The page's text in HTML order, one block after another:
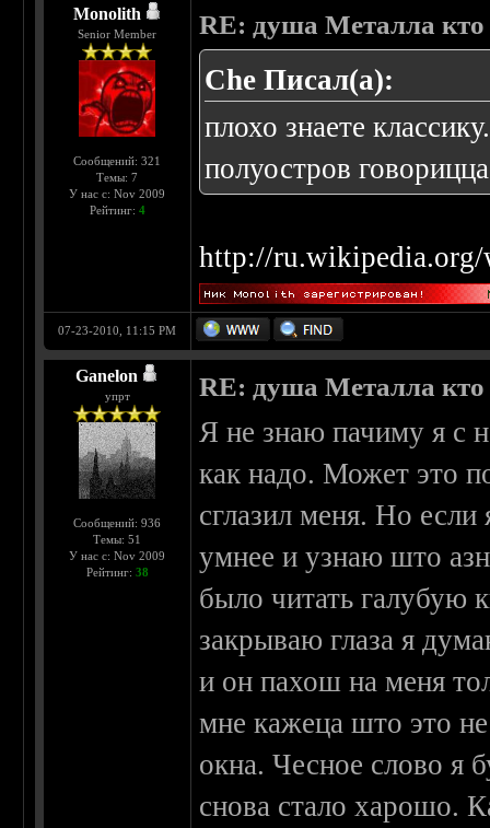
Monolith
Senior Member
Сообщений: 321
Темы: 7
У нас с: Nov 2009
Рейтинг: 4
RE: душа Металла кто
Che Писал(а):
плохо знаете
полуостров
http://
07-23-2010, 11:15 PM
Ganelon
упрт
Сообщений: 936
Темы: 51
У нас с: Nov 2009
Рейтинг: 38
RE: душа Металла кто
Я не знаю пачиму я с
как надо. Может это
сглазил меня. Но если
умнее и узнаю што
было читать галубую
закрываю глаза я
и он пахош на меня
мне кажеца што это
окна. Чесное слово я
снова стало харошо.